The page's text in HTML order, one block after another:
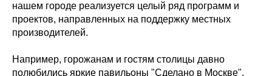
нашем городе реализуется целый ряд программ и
проектов, направленных на поддержку местных
производителей.
Например, горожанам и гостям столицы давно
полюбились яркие павильоны "Сделано в Москве",